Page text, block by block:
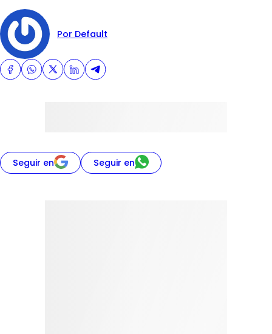
Por Default
Seguir en Seguir en